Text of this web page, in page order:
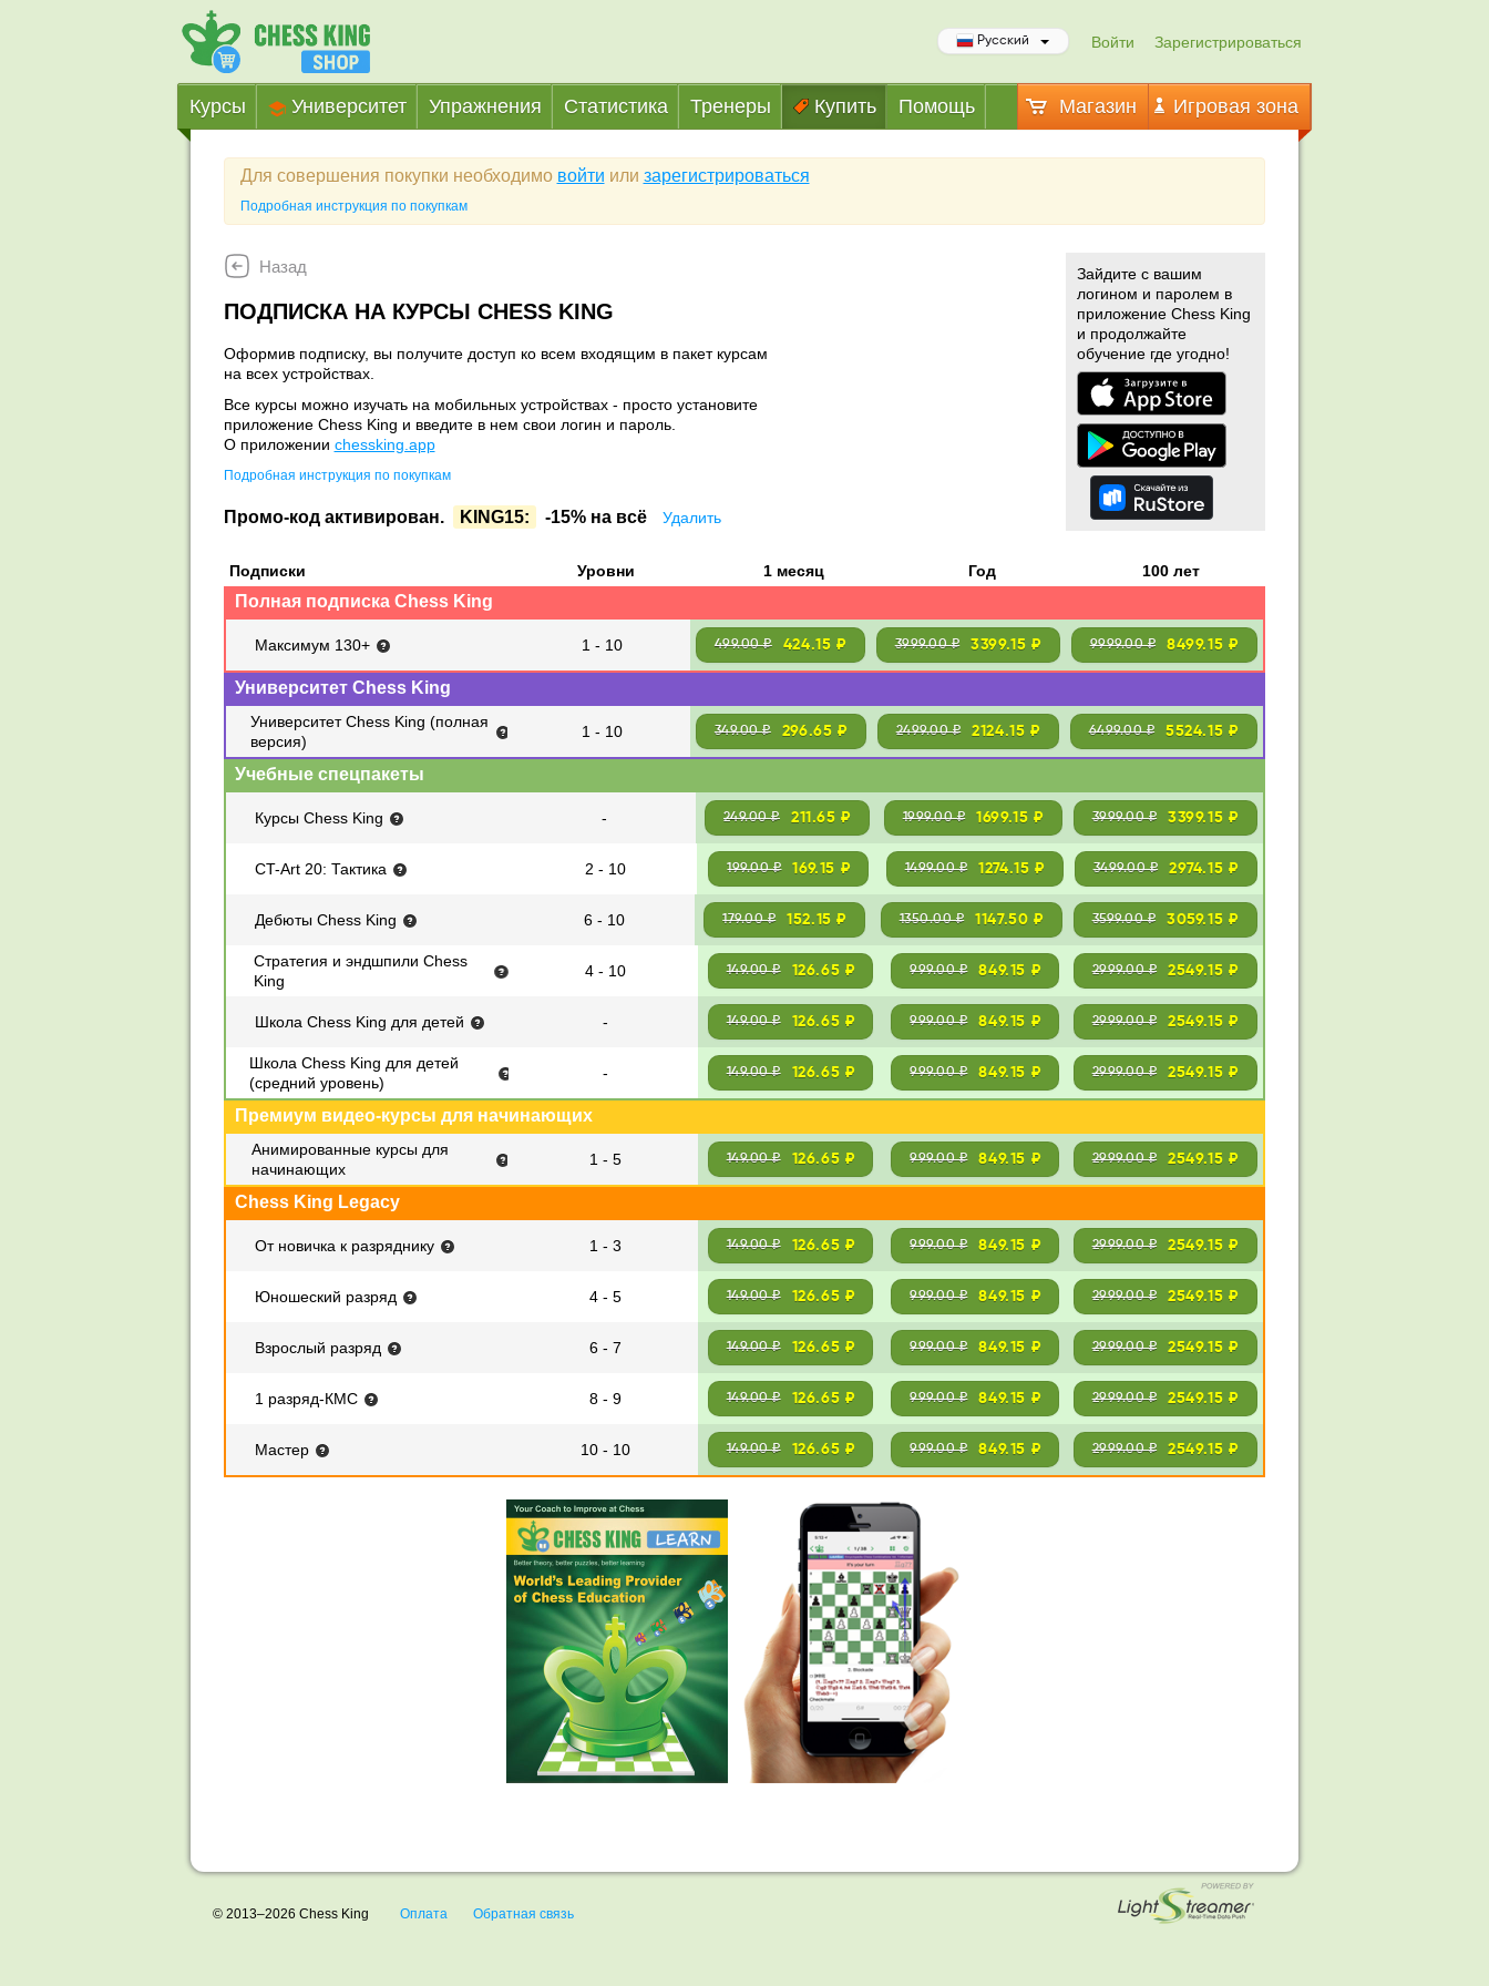
Войти Зарегистрироваться
Русский
Курсы Университет Упражнения Статистика Тренеры Купить Помощь Магазин Игровая зона
Для совершения покупки необходимо войти или зарегистрироваться
Подробная инструкция по покупкам
Зайдите с вашим
логином и паролем в
приложение Chess King
и продолжайте
обучение где угодно!
Назад
ПОДПИСКА НА КУРСЫ CHESS KING
Оформив подписку, вы получите доступ ко всем входящим в пакет курсам
на всех устройствах.
Все курсы можно изучать на мобильных устройствах - просто установите
приложение Chess King и введите в нем свои логин и пароль.
О приложении chessking.app
Подробная инструкция по покупкам
Промо-код активирован. KING15: -15% на всё Удалить
Подписки Уровни 1 месяц Год 100 лет
Полная подписка Chess King
Максимум 130+ 1 - 10 499.00 ₽ 424.15 ₽ 3999.00 ₽ 3399.15 ₽ 9999.00 ₽ 8499.15 ₽
Университет Chess King
Университет Chess King (полная
версия)
1 - 10 349.00 ₽ 296.65 ₽ 2499.00 ₽ 2124.15 ₽ 6499.00 ₽ 5524.15 ₽
Учебные спецпакеты
Курсы Chess King - 249.00 ₽ 211.65 ₽ 1999.00 ₽ 1699.15 ₽ 3999.00 ₽ 3399.15 ₽
CT-Art 20: Тактика 2 - 10 199.00 ₽ 169.15 ₽ 1499.00 ₽ 1274.15 ₽ 3499.00 ₽ 2974.15 ₽
Дебюты Chess King 6 - 10 179.00 ₽ 152.15 ₽ 1350.00 ₽ 1147.50 ₽ 3599.00 ₽ 3059.15 ₽
Стратегия и эндшпили Chess
King
4 - 10 149.00 ₽ 126.65 ₽ 999.00 ₽ 849.15 ₽ 2999.00 ₽ 2549.15 ₽
Школа Chess King для детей - 149.00 ₽ 126.65 ₽ 999.00 ₽ 849.15 ₽ 2999.00 ₽ 2549.15 ₽
Школа Chess King для детей
(средний уровень)
- 149.00 ₽ 126.65 ₽ 999.00 ₽ 849.15 ₽ 2999.00 ₽ 2549.15 ₽
Премиум видео-курсы для начинающих
Анимированные курсы для
начинающих
1 - 5 149.00 ₽ 126.65 ₽ 999.00 ₽ 849.15 ₽ 2999.00 ₽ 2549.15 ₽
Chess King Legacy
От новичка к разряднику 1 - 3 149.00 ₽ 126.65 ₽ 999.00 ₽ 849.15 ₽ 2999.00 ₽ 2549.15 ₽
Юношеский разряд 4 - 5 149.00 ₽ 126.65 ₽ 999.00 ₽ 849.15 ₽ 2999.00 ₽ 2549.15 ₽
Взрослый разряд 6 - 7 149.00 ₽ 126.65 ₽ 999.00 ₽ 849.15 ₽ 2999.00 ₽ 2549.15 ₽
1 разряд-КМС 8 - 9 149.00 ₽ 126.65 ₽ 999.00 ₽ 849.15 ₽ 2999.00 ₽ 2549.15 ₽
Мастер 10 - 10 149.00 ₽ 126.65 ₽ 999.00 ₽ 849.15 ₽ 2999.00 ₽ 2549.15 ₽
© 2013–2026 Chess King Оплата Обратная связь